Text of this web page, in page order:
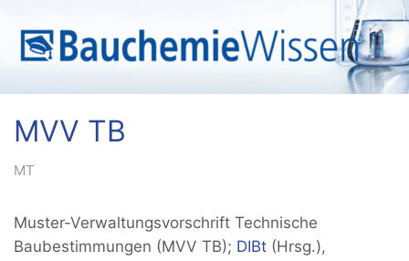
MVV TB
MT
Muster­-Verwaltungsvorschrift Technische
Baubestimmungen (MVV TB); DIBt (Hrsg.),